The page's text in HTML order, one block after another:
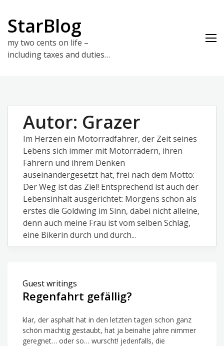
content
StarBlog
my two cents on life –
including taxes and duties…
Autor: Grazer
Im Herzen ein Motorradfahrer, der Zeit seines
Lebens sich immer mit Motorrädern, ihren
Fahrern und ihrem Denken
auseinandergesetzt hat, frei nach dem Motto:
Der Weg ist das Ziel! Entsprechend ist auch der
Lebensinhalt ausgerichtet: Morgens schon als
erstes die Goldwing im Sinn, dabei nicht alleine,
denn auch meine Frau ist vom selben Schlag,
eine Bikerin durch und durch...
Guest writings
Regenfahrt gefällig?
klar, der asphalt hat in den letzten tagen schon ganz
schön mächtig gestaubt, hat ja beinahe jahre nimmer
geregnet… oder so… wurscht! jedenfalls, die